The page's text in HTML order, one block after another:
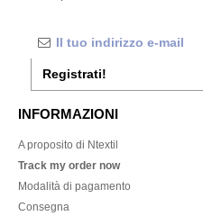
Registrati!
INFORMAZIONI
A proposito di Ntextil
Track my order now
Modalità di pagamento
Consegna